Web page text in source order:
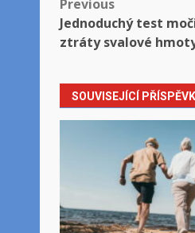
Post
navigation
Previous
Jednoduchý test
ztráty svalové
SOUVISEJÍCÍ